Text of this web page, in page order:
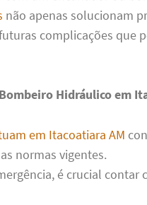
não apenas solucionam
complicações que
Hidráulico em
em Itacoatiara AM
normas vigentes.
é crucial contar